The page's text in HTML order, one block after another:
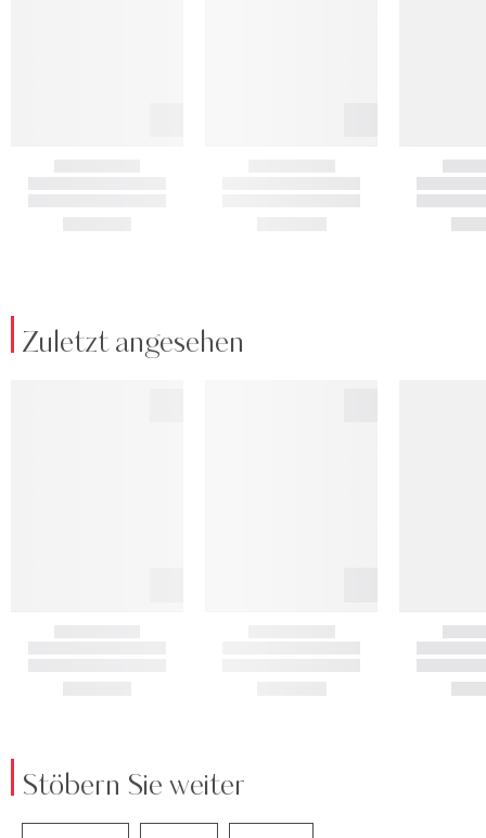
Zuletzt angesehen
Stöbern Sie weiter